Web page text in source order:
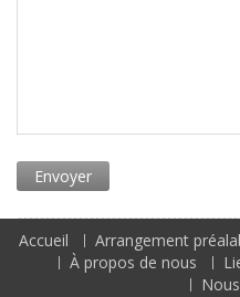
Accueil Arrangement
À propos de nous